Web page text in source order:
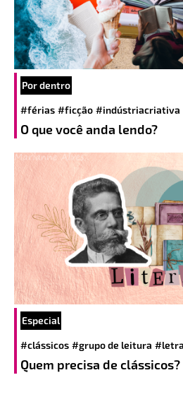
Por dentro
#férias #ficção #indústriacriativa
O que você anda lendo?
Especial
#clássicos #grupo de leitura
Quem precisa de clássicos?